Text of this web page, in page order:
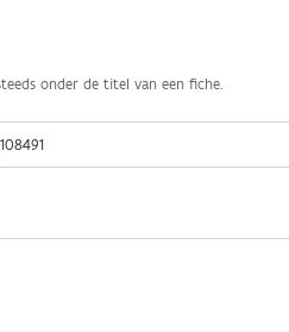
onder de titel van een fiche.